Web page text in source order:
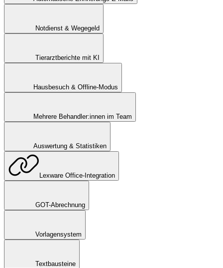
Notdienst & Wegegeld
Tierarztberichte mit KI
Hausbesuch & Offline-Modus
Mehrere Behandler:innen im Team
Auswertung & Statistiken
Lexware Office-Integration
GOT-Abrechnung
Vorlagensystem
Textbausteine